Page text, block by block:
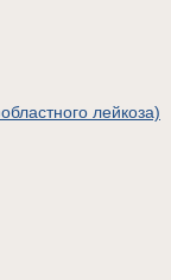
лейкоза)